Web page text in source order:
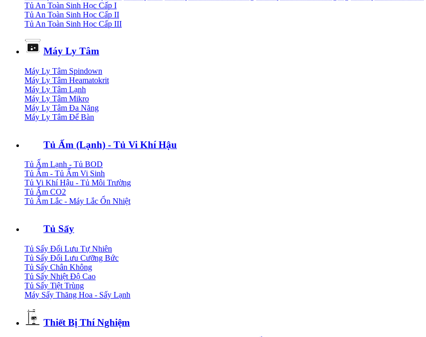
Tủ An Toàn Sinh Học Cấp I
Tủ An Toàn Sinh Học Cấp II
Tủ An Toàn Sinh Học Cấp III
Máy Ly Tâm
Máy Ly Tâm Spindown
Máy Ly Tâm Heamatokrit
Máy Ly Tâm Lạnh
Máy Ly Tâm Mikro
Máy Ly Tâm Đa Năng
Máy Ly Tâm Để Bàn
Tủ Ấm (Lạnh) - Tủ Vi Khí Hậu
Tủ Ấm Lạnh - Tủ BOD
Tủ Ấm - Tủ Ấm Vi Sinh
Tủ Vi Khí Hậu - Tủ Môi Trường
Tủ Ấm CO2
Tủ Ấm Lắc - Máy Lắc Ổn Nhiệt
Tủ Sấy
Tủ Sấy Đối Lưu Tự Nhiên
Tủ Sấy Đối Lưu Cưỡng Bức
Tủ Sấy Chân Không
Tủ Sấy Nhiệt Độ Cao
Tủ Sấy Tiệt Trùng
Máy Sấy Thăng Hoa - Sấy Lạnh
Thiết Bị Thí Nghiệm